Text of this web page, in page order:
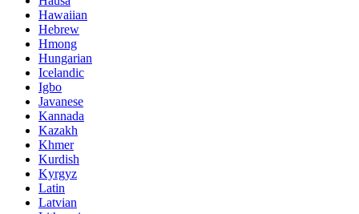
Hawaiian
Hebrew
Hmong
Hungarian
Icelandic
Igbo
Javanese
Kannada
Kazakh
Khmer
Kurdish
Kyrgyz
Latin
Latvian